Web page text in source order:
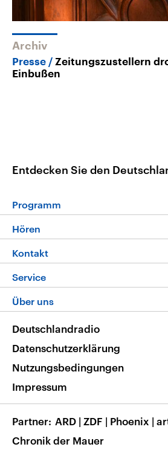
Archiv
Presse
Zeitungszustellern
Einbußen
Entdecken Sie den
Programm
Programm
Die Nachrichten
Nachrichtenleicht
Neue Beiträge auf dlf.de
Hören
Livestream
Podcasts
Deutschlandfunk App
Nachrichten App
Frequenzen
Kontakt
Hörerservice
Service
FAQ
Veranstaltungen
Musikliste
RSS
Über uns
Barrierefreiheit
Deutschlandradio
Datenschutzerklärung
Nutzungsbedingungen
Impressum
Partner ARD | ZDF | Phoenix |
Chronik der Mauer